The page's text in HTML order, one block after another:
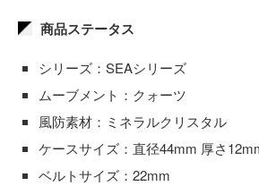
商品ステータス
シリーズ：SEAシリーズ
ムーブメント：クォーツ
風防素材：ミネラルクリスタル
ケースサイズ：直径44mm 厚さ
ベルトサイズ：22mm